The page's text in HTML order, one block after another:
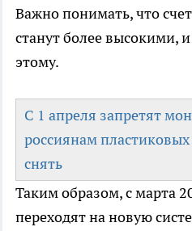
Важно понимать, что
станут более высокими,
этому.
С 1 апреля запретят
россиянам
снять
Таким образом, с марта
переходят на новую